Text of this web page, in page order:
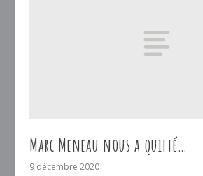
Marc Meneau nous a quitté…
9 décembre 2020